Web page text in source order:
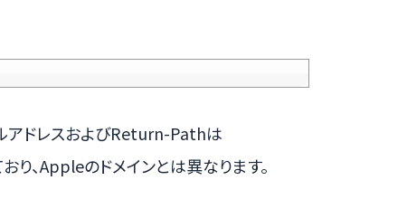
アドレスおよびReturn-Pathは
Appleのドメインとは異なります。